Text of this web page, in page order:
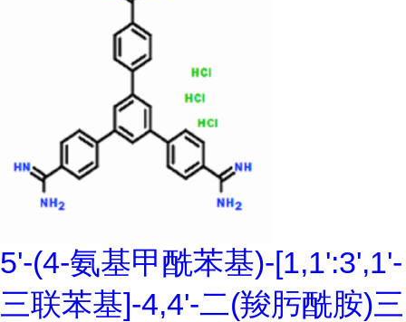
5'-(4-氨基甲酰苯基)-[1,1':3',1'-
三联苯基]-4,4'-二(羧肟酰胺)三